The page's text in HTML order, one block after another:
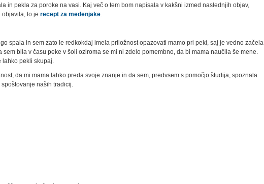
in pekla za poroke na vasi. Kaj več o tem bom napisala v kakšni izmed naslednjih objav,
objavila, to je recept za medenjake.
spala in sem zato le redkokdaj imela priložnost opazovati mamo pri peki, saj je vedno začela
sem bila v času peke v šoli oziroma se mi ni zdelo pomembno, da bi mama naučila še mene.
lahko pekli skupaj.
da mi mama lahko preda svoje znanje in da sem, predvsem s pomočjo študija, spoznala
naših tradicij.